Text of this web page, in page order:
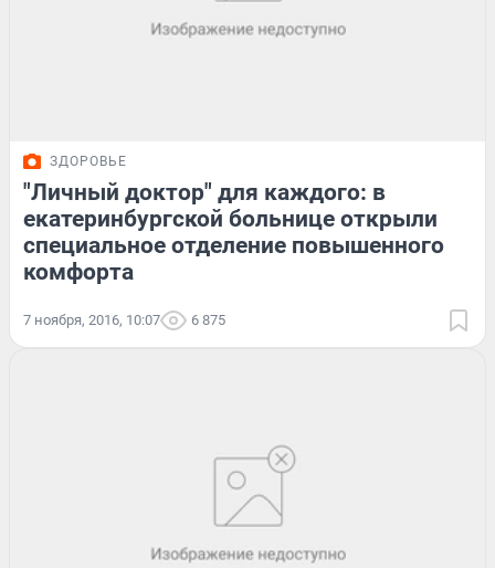
ЗДОРОВЬЕ
"Личный доктор" для каждого: в
екатеринбургской больнице открыли
специальное отделение повышенного
комфорта
7 ноября, 2016, 10:07 6 875